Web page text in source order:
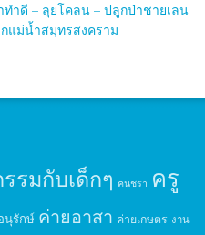
ทำดี – ลุยโคลน – ปลูกป่าชายเลน
แม่น้ำสมุทรสงคราม
รมกับเด็กๆ คนชรา ครู
นุรักษ์ ค่ายอาสา ค่ายเกษตร งาน